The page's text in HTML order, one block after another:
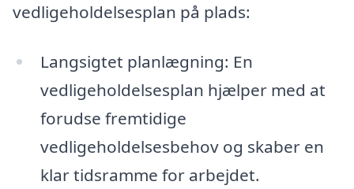
vedligeholdelsesplan på plads:
Langsigtet planlægning: En
vedligeholdelsesplan hjælper med at
forudse fremtidige
vedligeholdelsesbehov og skaber en
klar tidsramme for arbejdet.